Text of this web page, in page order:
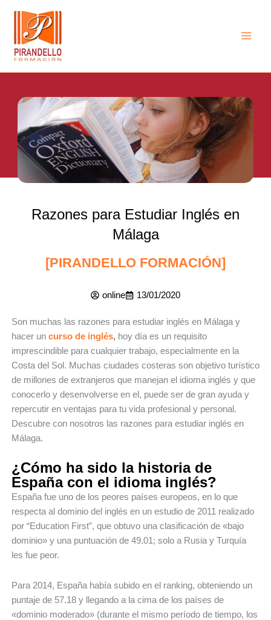
contenido
Razones para Estudiar Inglés en
Málaga
[PIRANDELLO FORMACIÓN]
online 13/01/2020
Son muchas las razones para estudiar inglés en Málaga y
hacer un curso de inglés, hoy día es un requisito
imprescindible para cualquier trabajo, especialmente en la
Costa del Sol. Muchas ciudades costeras son objetivo turístico
de millones de extranjeros que manejan el idioma inglés y que
conocerlo y desenvolverse en el, puede ser de gran ayuda y
repercutir en ventajas para tu vida profesional y personal.
Descubre con nosotros las razones para estudiar inglés en
Málaga.
¿Cómo ha sido la historia de
España con el idioma inglés?
España fue uno de los peores países europeos, en lo que
respecta al dominio del inglés en un estudio de 2011 realizado
por “Education First”, que obtuvo una clasificación de «bajo
dominio» y una puntuación de 49.01; solo a Rusia y Turquía
les fue peor.
Para 2014, España había subido en el ranking, obteniendo un
puntaje de 57.18 y llegando a la cima de los países de
«dominio moderado» (durante el mismo período de tiempo, los